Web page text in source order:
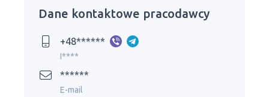
Dane kontaktowe pracodawcy
+48******
I****
******
E-mail